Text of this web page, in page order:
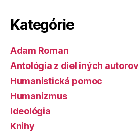
Kategórie
Adam Roman
Antológia z diel iných autorov
Humanistická pomoc
Humanizmus
Ideológia
Knihy